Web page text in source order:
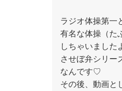
ラジオ体操第一
有名な体操（た
しちゃいました
させぼ弁シリー
なんです♡
その後、動画と